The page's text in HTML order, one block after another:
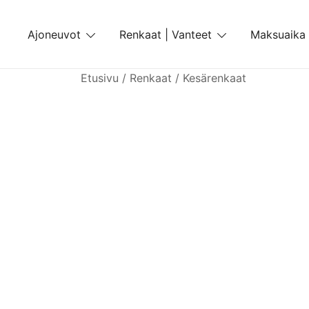
content
Ajoneuvot Renkaat | Vanteet Maksuaika
Etusivu / Renkaat / Kesärenkaat